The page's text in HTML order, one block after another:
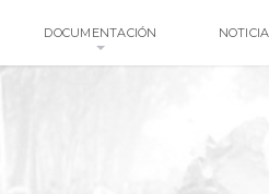
DOCUMENTACIÓN